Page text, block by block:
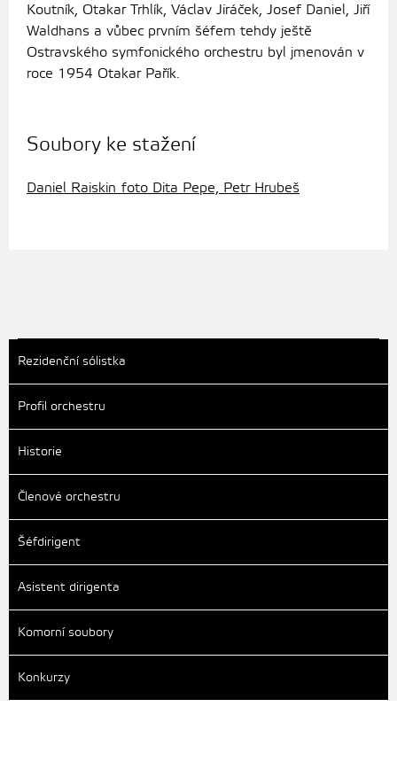
Koutník, Otakar Trhlík, Václav Jiráček, Josef Daniel, Jiří
Waldhans a vůbec prvním šéfem tehdy ještě
Ostravského symfonického orchestru byl jmenován v
roce 1954 Otakar Pařík.
Soubory ke stažení
Daniel Raiskin_foto Dita Pepe, Petr Hrubeš
Rezidenční sólistka
Profil orchestru
Historie
Členové orchestru
Šéfdirigent
Asistent dirigenta
Komorní soubory
Konkurzy